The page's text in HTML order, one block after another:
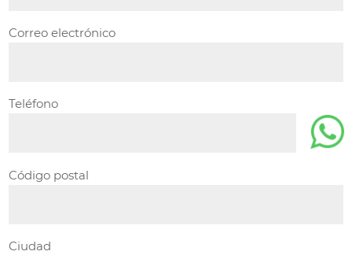
Correo electrónico
Teléfono
Código postal
Ciudad